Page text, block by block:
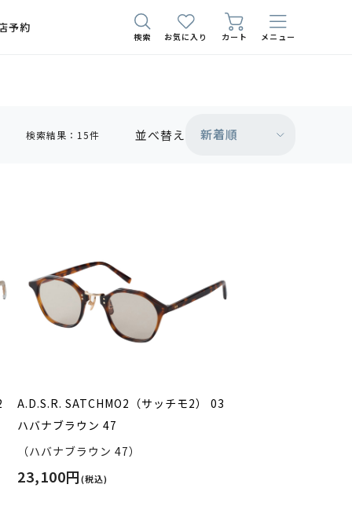
予約
検索 お気に入り カート メニュー
検索結果：15件 並べ替え 新着順
A.D.S.R. SATCHMO2（サッチモ2） 03
ハバナブラウン 47
（ハバナブラウン 47）
23,100円(税込)